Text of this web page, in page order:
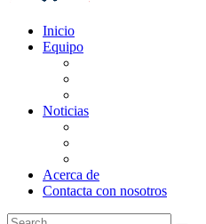
Inicio
Equipo
Noticias
Acerca de
Contacta con nosotros